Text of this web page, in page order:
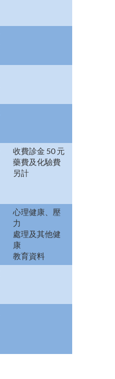
收費診金 50 元
藥費及化驗費
另計
心理健康、壓
力
處理及其他健
康
教育資料